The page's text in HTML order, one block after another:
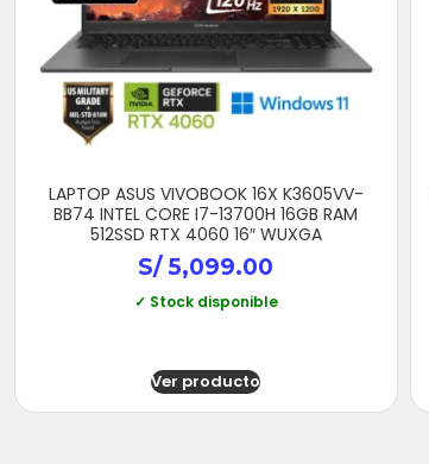
LAPTOP ASUS VIVOBOOK 16X K3605VV-
BB74 INTEL CORE I7-13700H 16GB RAM
512SSD RTX 4060 16″ WUXGA
S/5,099.00
✓ Stock disponible
Ver producto